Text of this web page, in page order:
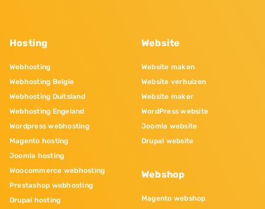
Hosting
Webhosting
Webhosting Belgie
Webhosting Duitsland
Webhosting Engeland
Wordpress webhosting
Magento hosting
Joomla hosting
Woocommerce webhosting
Prestashop webhosting
Drupal hosting
Website
Website maken
Website verhuizen
Website maker
WordPress website
Joomla website
Drupal website
Webshop
Magento webshop